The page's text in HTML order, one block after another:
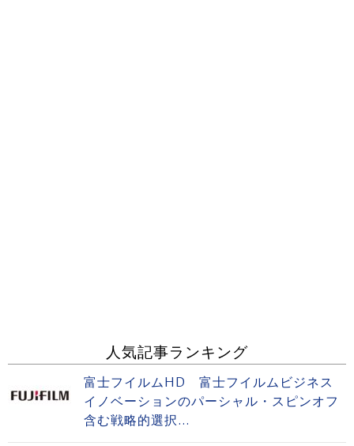
人気記事ランキング
富士フイルムHD 富士フイルムビジネス
イノベーションのパーシャル・スピンオフ
含む戦略的選択...